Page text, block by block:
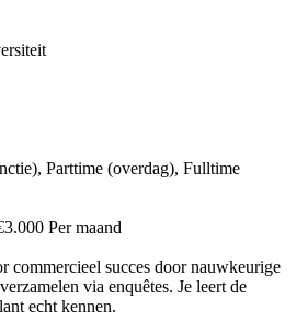
Parttime (overdag), Fulltime
Per maand
commercieel succes door nauwkeurige
via enquêtes. Je leert de
echt kennen.